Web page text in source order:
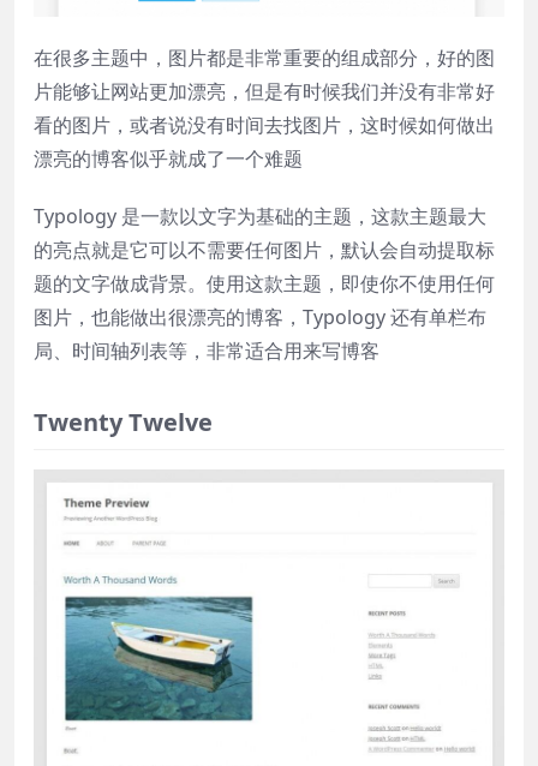
在很多主题中，图片都是非常重要的组成部分，好的图
片能够让网站更加漂亮，但是有时候我们并没有非常好
看的图片，或者说没有时间去找图片，这时候如何做出
漂亮的博客似乎就成了一个难题
Typology 是一款以文字为基础的主题，这款主题最大
的亮点就是它可以不需要任何图片，默认会自动提取标
题的文字做成背景。使用这款主题，即使你不使用任何
图片，也能做出很漂亮的博客，Typology 还有单栏布
局、时间轴列表等，非常适合用来写博客
Twenty Twelve